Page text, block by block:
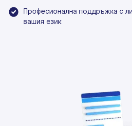
Професионална поддръжка с
вашия език